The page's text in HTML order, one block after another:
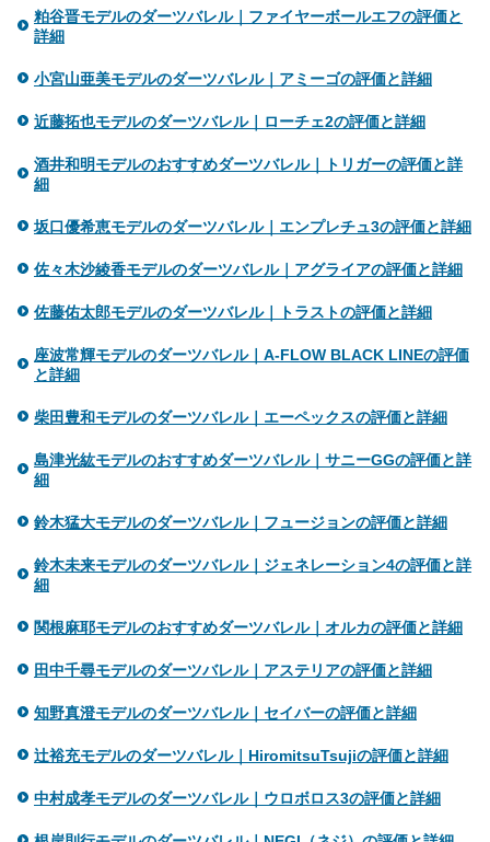
粕谷晋モデルのダーツバレル｜ファイヤーボールエフの評価と
詳細
小宮山亜美モデルのダーツバレル｜アミーゴの評価と詳細
近藤拓也モデルのダーツバレル｜ローチェ2の評価と詳細
酒井和明モデルのおすすめダーツバレル｜トリガーの評価と詳
細
坂口優希恵モデルのダーツバレル｜エンプレチュ3の評価と詳細
佐々木沙綾香モデルのダーツバレル｜アグライアの評価と詳細
佐藤佑太郎モデルのダーツバレル｜トラストの評価と詳細
座波常輝モデルのダーツバレル｜A-FLOW BLACK LINEの評価
と詳細
柴田豊和モデルのダーツバレル｜エーペックスの評価と詳細
島津光紘モデルのおすすめダーツバレル｜サニーGGの評価と詳
細
鈴木猛大モデルのダーツバレル｜フュージョンの評価と詳細
鈴木未来モデルのダーツバレル｜ジェネレーション4の評価と詳
細
関根麻耶モデルのおすすめダーツバレル｜オルカの評価と詳細
田中千尋モデルのダーツバレル｜アステリアの評価と詳細
知野真澄モデルのダーツバレル｜セイバーの評価と詳細
辻裕充モデルのダーツバレル｜HiromitsuTsujiの評価と詳細
中村成孝モデルのダーツバレル｜ウロボロス3の評価と詳細